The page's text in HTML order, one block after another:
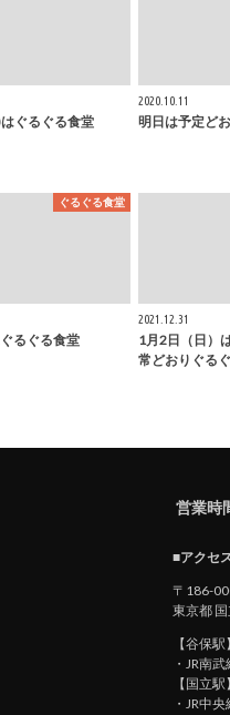
ぐるぐる食堂
2020.10.11
明日は予定ど
ぐるぐる食堂
るぐる食堂
2021.12.31
1月2日（日）
常どおりぐる
営業時
■アクセ
〒186-
東京都
【谷保駅】
・JR南
【国立駅】
・JR中